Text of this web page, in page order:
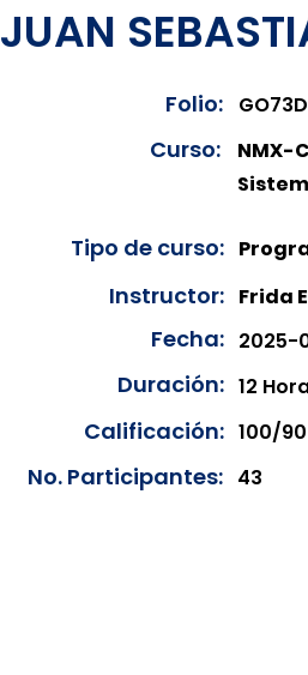
JUAN
Folio:
Curso:
NMX-
Tipo de curso:
Instructor: Frida
Fecha: 2025-
Duración: 12
Calificación: 100/90
No. Participantes: 43